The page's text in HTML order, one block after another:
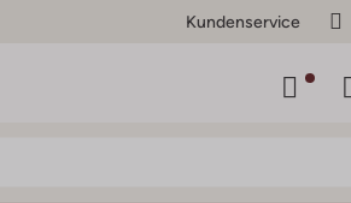
Kundenservice